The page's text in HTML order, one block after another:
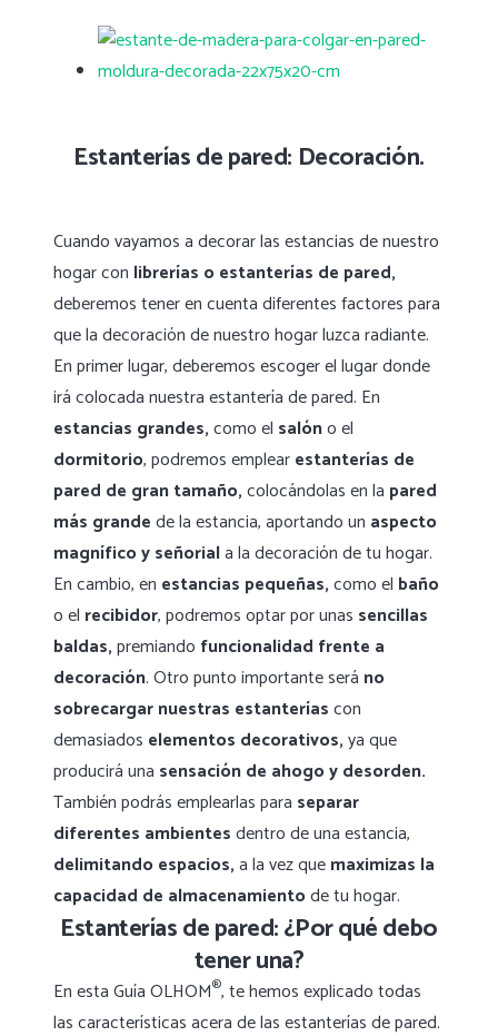
Estanterías de pared: Decoración.
Cuando vayamos a decorar las estancias de nuestro
hogar con librerías o estanterías de pared,
deberemos tener en cuenta diferentes factores para
que la decoración de nuestro hogar luzca radiante.
En primer lugar, deberemos escoger el lugar donde
irá colocada nuestra estantería de pared. En
estancias grandes,como el salóno el
dormitorio, podremos emplearestanterías de
pared de gran tamaño,colocándolas en la pared
más grandede la estancia, aportando un aspecto
magnífico y señoriala la decoración de tu hogar.
En cambio, en estancias pequeñas,como el baño
o el recibidor, podremos optar por unas sencillas
baldas,premiando funcionalidad frente a
decoración. Otro punto importante será no
sobrecargar nuestras estanteríascon
demasiados elementos decorativos,ya que
producirá una sensación de ahogo y desorden.
También podrás emplearlas para separar
diferentes ambientesdentro de una estancia,
delimitando espacios,a la vez quemaximizas la
capacidad de almacenamientode tu hogar.
Estanterías de pared: ¿Por qué debo
tener una?
En esta Guía OLHOM®, te hemos explicado todas
las características acera de las estanterías de pared.